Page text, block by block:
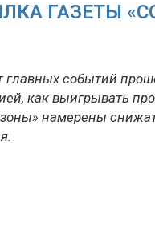
ГАЗЕТЫ
главных событий
как выигрывать
намерены